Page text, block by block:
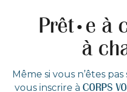
Prêt• e à
à
Même si vous n’êtes
vous inscrire à CORPS